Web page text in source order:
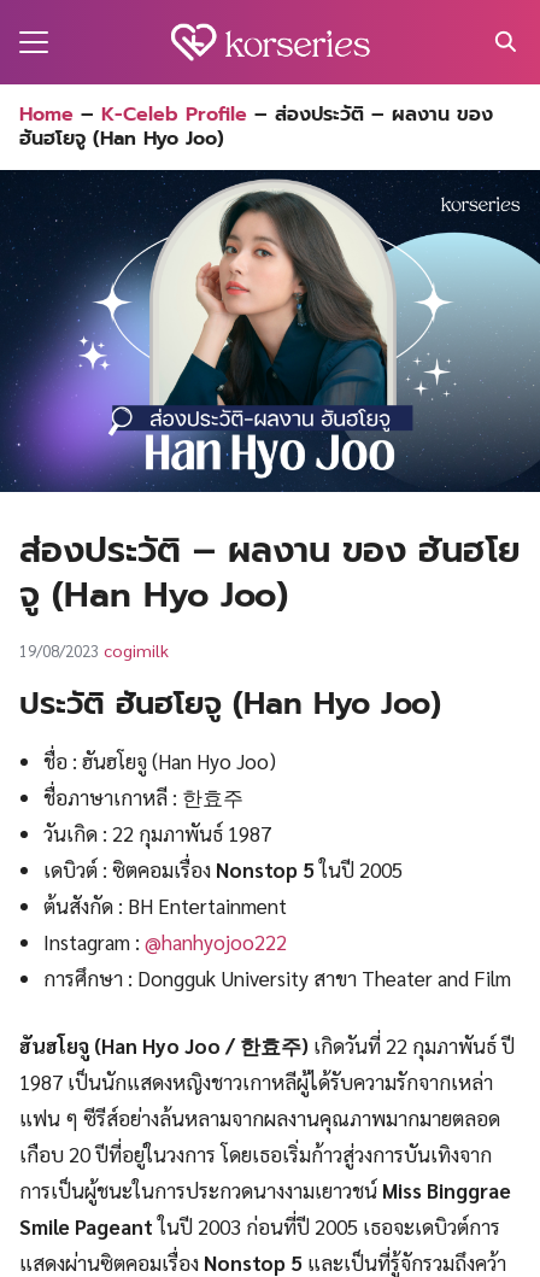
for:
Home – K-Celeb Profile – ส่องประวัติ – ผลงาน ของ
ฮันฮโยจู (Han Hyo Joo)
ส่องประวัติ – ผลงาน ของ ฮันฮโย
จู (Han Hyo Joo)
19/08/2023 cogimilk
ประวัติ ฮันฮโยจู (Han Hyo Joo)
ชื่อ : ฮันฮโยจู (Han Hyo Joo)
ชื่อภาษาเกาหลี : 한효주
วันเกิด : 22 กุมภาพันธ์ 1987
เดบิวต์ : ซิตคอมเรื่อง Nonstop 5ในปี 2005
ต้นสังกัด : BH Entertainment
Instagram : @hanhyojoo222
การศึกษา : Dongguk University สาขา Theater and Film
ฮันฮโยจู (Han Hyo Joo / 한효주) เกิดวันที่ 22 กุมภาพันธ์ ปี
1987 เป็นนักแสดงหญิงชาวเกาหลีผู้ได้รับความรักจากเหล่า
แฟน ๆ ซีรีส์อย่างล้นหลามจากผลงานคุณภาพมากมายตลอด
เกือบ 20 ปีที่อยู่ในวงการ โดยเธอเริ่มก้าวสู่วงการบันเทิงจาก
การเป็นผู้ชนะในการประกวดนางงามเยาวชน์ Miss Binggrae
Smile Pageantในปี 2003 ก่อนที่ปี 2005 เธอจะเดบิวต์การ
แสดงผ่านซิตคอมเรื่อง Nonstop 5 และเป็นที่รู้จักรวมถึงคว้า